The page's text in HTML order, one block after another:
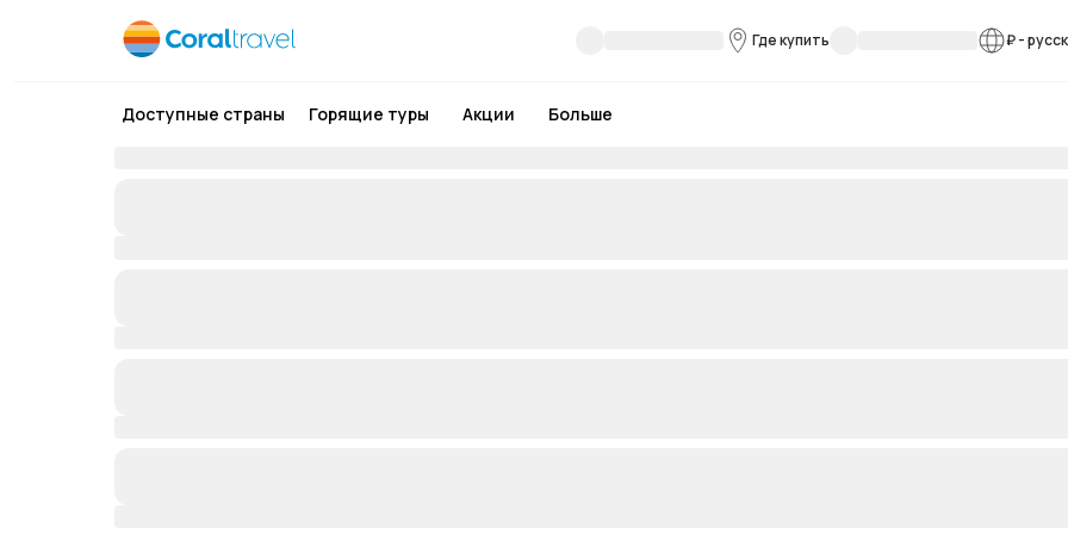
Где купить ₽-
Доступные страны Горящие туры Акции Больше